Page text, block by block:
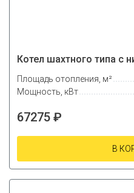
Котел шахтного типа с
Площадь отопления, м²
Мощность, кВт
67275 ₽
В